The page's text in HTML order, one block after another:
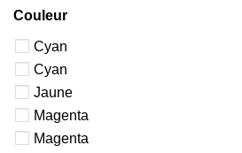
Couleur
Cyan
Cyan
Jaune
Magenta
Magenta